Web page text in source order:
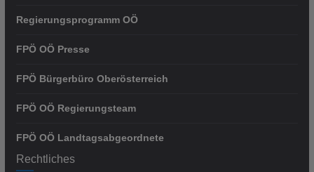
Regierungsprogramm OÖ
FPÖ OÖ Presse
FPÖ Bürgerbüro Oberösterreich
FPÖ OÖ Regierungsteam
FPÖ OÖ Landtagsabgeordnete
Rechtliches